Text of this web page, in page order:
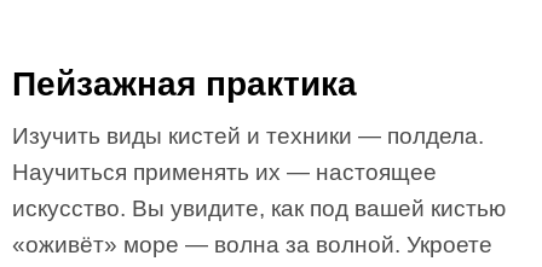
Пейзажная практика
Изучить виды кистей и техники — полдела.
Научиться применять их — настоящее
искусство. Вы увидите, как под вашей кистью
«оживёт» море — волна за волной. Укроете